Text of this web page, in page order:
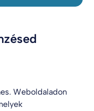
Weboldaladon